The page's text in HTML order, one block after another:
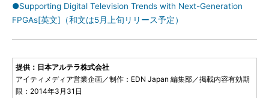
●Supporting Digital Television Trends with Next-Generation
FPGAs[英文]（和文は5月上旬リリース予定）
提供：日本アルテラ株式会社
アイティメディア営業企画／制作：EDN Japan 編集部／掲載内容有効期
限：2014年3月31日